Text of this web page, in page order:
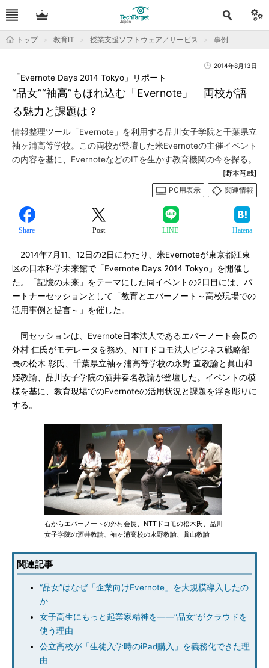
トップ 教育IT 授業支援ソフトウェア／サービス 事例
2014年8月13日
“品女”“袖高”もほれ込む「Evernote」 両校が語
る魅力と課題は？
「Evernote Days 2014 Tokyo」リポート
情報整理ツール「Evernote」を利用する品川女子学院と千葉県立
袖ヶ浦高等学校。この両校が登壇した米Evernoteの主催イベント
の内容を基に、EvernoteなどのITを生かす教育機関の今を探る。
[野本竜哉]
PC用表示
関連情報
Share Post LINE Hatena
2014年7月11、12日の2日にわたり、米Evernoteが東京都江東
区の日本科学未来館で「Evernote Days 2014 Tokyo」を開催し
た。「記憶の未来」をテーマにした同イベントの2日目には、パ
ートナーセッションとして「教育とエバーノート～高校現場での
活用事例と提言～」を催した。
同セッションは、Evernote日本法人であるエバーノート会長の
外村 仁氏がモデレータを務め、NTTドコモ法人ビジネス戦略部
長の松木 彰氏、千葉県立袖ヶ浦高等学校の永野 直教諭と眞山和
姫教諭、品川女子学院の酒井春名教諭が登壇した。イベントの模
様を基に、教育現場でのEvernoteの活用状況と課題を浮き彫りに
する。
右からエバーノートの外村会長、NTTドコモの松木氏、品川
女子学院の酒井教諭、袖ヶ浦高校の永野教諭、眞山教諭
関連記事
“品女”はなぜ「企業向けEvernote」を大規模導入したの
か
女子高生にもっと起業家精神を――“品女”がクラウドを
使う理由
公立高校が「生徒入学時のiPad購入」を義務化できた理
由